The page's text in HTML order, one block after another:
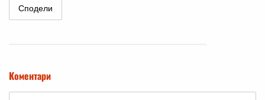
Сподели
Коментари